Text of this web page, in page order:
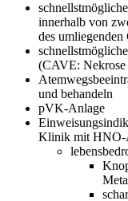
innerhalb von
des umliegenden
(CAVE: Nekrose
und behandeln
pVK-Anlage
Klinik mit HNO-